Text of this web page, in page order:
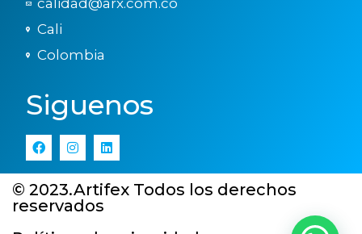
Cali
Colombia
Siguenos
© 2023.Artifex Todos los derechos
reservados